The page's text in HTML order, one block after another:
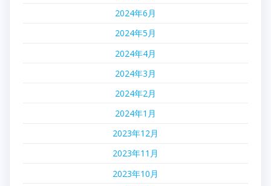
2024年6月
2024年5月
2024年4月
2024年3月
2024年2月
2024年1月
2023年12月
2023年11月
2023年10月